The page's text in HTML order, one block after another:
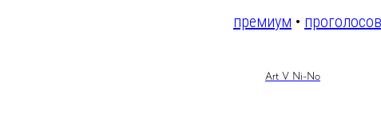
премиум •
Art V Ni-No